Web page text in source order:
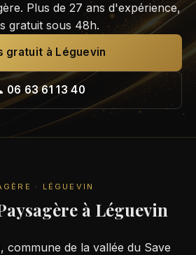
Plus de 27 ans d'expérience,
gratuit sous 48h.
gratuit à Léguevin
06 63 61 13 40
· LÉGUEVIN
à Léguevin
commune de la vallée du Save